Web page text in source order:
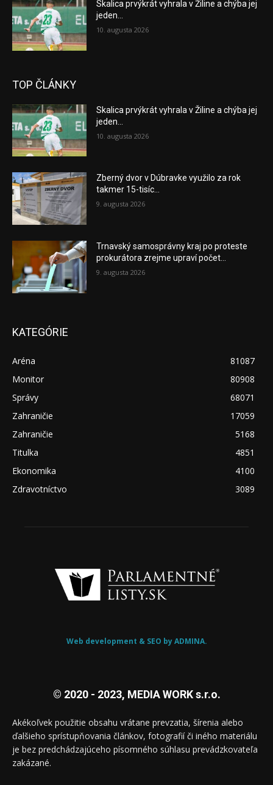
Skalica prvýkrát vyhrala v Žiline a chýba jej
jeden...
10. augusta 2026
TOP ČLÁNKY
Skalica prvýkrát vyhrala v Žiline a chýba jej
jeden...
10. augusta 2026
Zberný dvor v Dúbravke využilo za rok
takmer 15-tisíc...
9. augusta 2026
Trnavský samosprávny kraj po proteste
prokurátora zrejme upraví počet...
9. augusta 2026
KATEGÓRIE
Aréna
81087
Monitor
80908
Správy
68071
Zahraničie
17059
Zahraničie
5168
Titulka
4851
Ekonomika
4100
Zdravotníctvo
3089
Web development & SEO by ADMINA.
© 2020 - 2023, MEDIA WORK s.r.o.
Akékoľvek použitie obsahu vrátane prevzatia, šírenia alebo
ďalšieho sprístupňovania článkov, fotografií či iného materiálu
je bez predchádzajúceho písomného súhlasu prevádzkovateľa
zakázané.